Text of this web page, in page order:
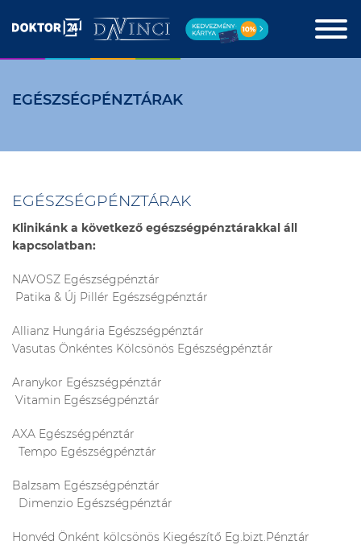
EGÉSZSÉGPÉNZTÁRAK
EGÉSZSÉGPÉNZTÁRAK
Klinikánk a következő egészségpénztárakkal áll
kapcsolatban:
NAVOSZ Egészségpénztár
Patika & Új Pillér Egészségpénztár
Allianz Hungária Egészségpénztár
Vasutas Önkéntes Kölcsönös Egészségpénztár
Aranykor Egészségpénztár
Vitamin Egészségpénztár
AXA Egészségpénztár
Tempo Egészségpénztár
Balzsam Egészségpénztár
Dimenzio Egészségpénztár
Honvéd Önként kölcsönös Kiegészítő Eg.bizt.Pénztár